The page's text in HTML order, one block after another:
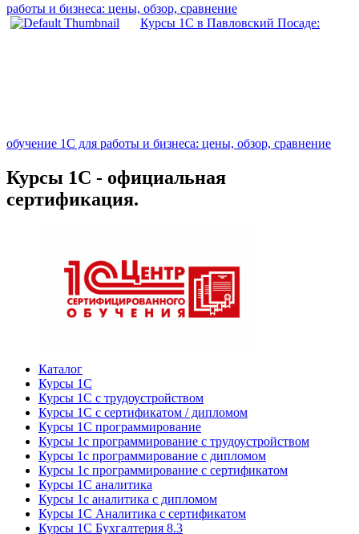
работы и бизнеса: цены, обзор, сравнение
Курсы 1С в Павловский Посаде:
обучение 1С для работы и бизнеса: цены, обзор, сравнение
Курсы 1С - официальная
сертификация.
Каталог
Курсы 1С
Курсы 1С с трудоустройством
Курсы 1С с сертификатом / дипломом
Курсы 1С программирование
Курсы 1с программирование с трудоустройством
Курсы 1с программирование с дипломом
Курсы 1с программирование с сертификатом
Курсы 1С аналитика
Курсы 1с аналитика с дипломом
Курсы 1С Аналитика с сертификатом
Курсы 1С Бухгалтерия 8.3